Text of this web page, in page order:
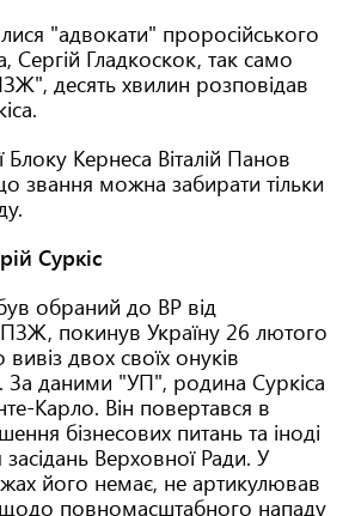
"адвокати" проросійського
Сергій Гладкоскок, так само
десять хвилин розповідав
Кернеса Віталій Панов
звання можна забирати тільки
Суркіс
обраний до ВР від
покинув Україну 26 лютого
двох своїх онуків
За даними "УП", родина Суркіса
Карло. Він повертався в
бізнесових питань та іноді
засідань Верховної Ради. У
його немає, не артикулював
повномасштабного нападу